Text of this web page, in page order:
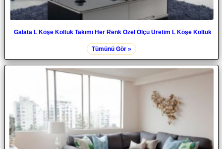
Galata L Köşe Koltuk Takımı Her Renk Özel Ölçü Üretim L Köşe Koltuk
Tümünü Gör »